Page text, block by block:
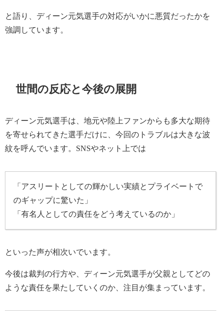
と語り、ディーン元気選手の対応がいかに悪質だったかを
強調しています。
世間の反応と今後の展開
ディーン元気選手は、地元や陸上ファンからも多大な期待
を寄せられてきた選手だけに、今回のトラブルは大きな波
紋を呼んでいます。SNSやネット上では
「アスリートとしての輝かしい実績とプライベートで
のギャップに驚いた」
「有名人としての責任をどう考えているのか」
といった声が相次いでいます。
今後は裁判の行方や、ディーン元気選手が父親としてどの
ような責任を果たしていくのか、注目が集まっています。